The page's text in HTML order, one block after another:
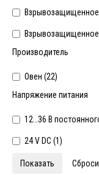
Производитель
Овен (22)
Напряжение питания
12…36 В
24 V DC (1)